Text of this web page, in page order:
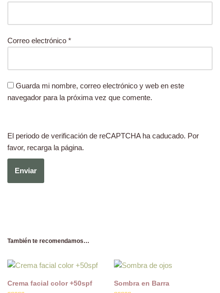
Correo electrónico *
Guarda mi nombre, correo electrónico y web en este
navegador para la próxima vez que comente.
El periodo de verificación de reCAPTCHA ha caducado. Por
favor, recarga la página.
También te recomendamos…
Crema facial color +50spf Sombra en Barra